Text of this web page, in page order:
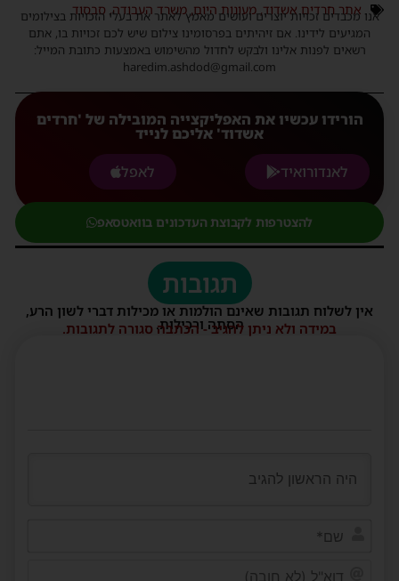
אתר חרדים אשדוד,מעונות היום,משרד העבודה, סבסוד
אנו מכבדים זכויות יוצרים ועושים מאמץ לאתר את בעלי הזכויות בצילומים
המגיעים לידינו. אם זיהיתים בפרסומינו צילום שיש לכם זכויות בו, אתם
רשאים לפנות אלינו ולבקש לחדול מהשימוש באמצעות כתובת המייל:
haredim.ashdod@gmail.com
הורידו עכשיו את האפליקצייה המובילה של 'חרדים
אשדוד' אליכם לנייד
לאנדורואיד
לאפל
להצטרפות לקבוצת העדכונים בוואטסאפ
תגובות
אין לשלוח תגובות שאינם הולמות או מכילות דברי לשון הרע,
הסתה ורכילות.
במידה ולא ניתן להגיב - הכתבה סגורה לתגובות.